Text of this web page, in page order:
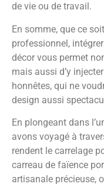
de vie ou de travail.
En somme, que ce
professionnel,
décor vous permet
mais aussi d’y
honnêtes, qui ne
design aussi
En plongeant dans
avons voyagé à
rendent le carrelage
carreau de faïence
artisanale précieuse,